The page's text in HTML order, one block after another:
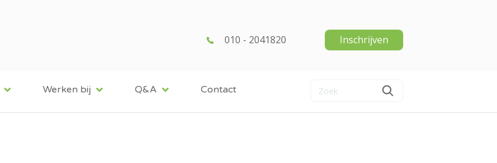
010 - 2041820 Inschrijven
Werken bij Q&A Contact